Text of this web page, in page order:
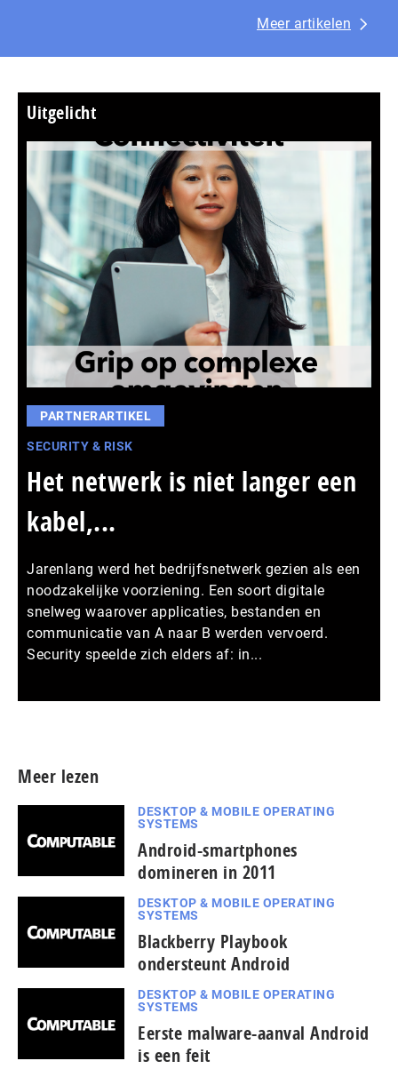
Meer artikelen
Uitgelicht
PARTNERARTIKEL
SECURITY & RISK
Het netwerk is niet langer een
kabel,...
Jarenlang werd het bedrijfsnetwerk gezien als een
noodzakelijke voorziening. Een soort digitale
snelweg waarover applicaties, bestanden en
communicatie van A naar B werden vervoerd.
Security speelde zich elders af: in...
Meer lezen
DESKTOP & MOBILE OPERATING
SYSTEMS
Android-smartphones
domineren in 2011
DESKTOP & MOBILE OPERATING
SYSTEMS
Blackberry Playbook
ondersteunt Android
DESKTOP & MOBILE OPERATING
SYSTEMS
Eerste malware-aanval Android
is een feit